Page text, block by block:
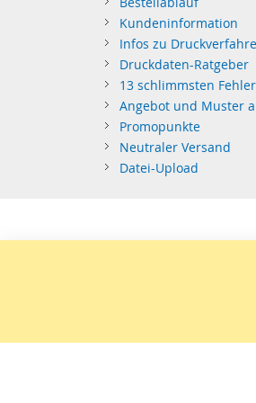
Kundeninformation
Infos zu
Druckdaten-Ratgeber
13 schlimmsten Fehler
Angebot und Muster
Promopunkte
Neutraler Versand
Datei-Upload
Sie richten sich nur an